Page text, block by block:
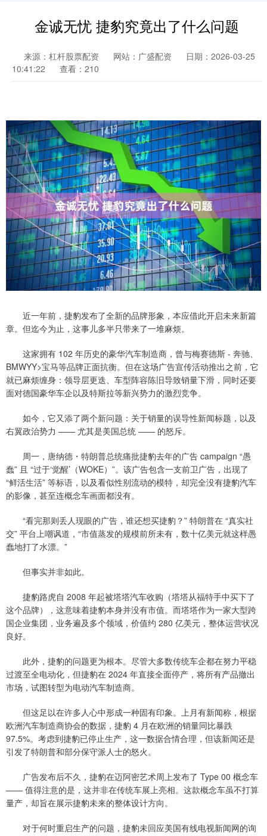
金诚无忧 捷豹究竟出了什么问题
来源：杠杆股票配资 网站：广盛配资
日期：2026-03-25
10:41:22
查看：210
近一年前，捷豹发布了全新的品牌形象，本应借此开启未来新篇
章。但迄今为止，这事儿多半只带来了一堆麻烦。
这家拥有 102 年历史的豪华汽车制造商，曾与梅赛德斯 - 奔驰、
BMWYY>宝马等品牌正面抗衡。但在这场广告宣传活动推出之前，它
就已麻烦缠身：领导层更迭、车型阵容陈旧导致销量下滑，同时还要
面对德国豪华车企以及特斯拉等新兴势力的激烈竞争。
如今，它又添了两个新问题：关于销量的误导性新闻标题，以及
右翼政治势力 —— 尤其是美国总统 —— 的怒斥。
周一，唐纳德・特朗普总统痛批捷豹去年的广告 campaign “愚
蠢” 且 “过于‘觉醒’（WOKE）”。该广告包含一支前卫广告，出现了
“鲜活生活” 等标语，以及看似性别流动的模特，却完全没有捷豹汽车
的影像，甚至连概念车画面都没有。
“看完那则丢人现眼的广告，谁还想买捷豹？” 特朗普在 “真实社
交” 平台上嘲讽道，“市值蒸发的规模前所未有，数十亿美元就这样愚
蠢地打了水漂。”
但事实并非如此。
捷豹路虎自 2008 年起被塔塔汽车收购（塔塔从福特手中买下了
这个品牌），这意味着捷豹本身并没有市值。而塔塔作为一家大型跨
国企业集团，业务遍及多个领域，价值约 280 亿美元，整体运营状况
良好。
此外，捷豹的问题更为根本。尽管大多数传统车企都在努力平稳
过渡至全电动化，但捷豹在 2024 年直接全面停产，将所有产品撤出
市场，试图转型为电动汽车制造商。
但这足以在许多人心中形成一种固有印象。上月有新闻称，根据
欧洲汽车制造商协会的数据，捷豹 4 月在欧洲的销量同比暴跌
97.5%。考虑到捷豹已停止生产，这一数据合情合理，但该新闻还是
引发了特朗普和部分保守派人士的怒火。
广告发布后不久，捷豹在迈阿密艺术周上发布了 Type 00 概念车
—— 值得注意的是，这并非在传统车展上亮相。这款概念车虽不打算
量产，却旨在展示捷豹未来的整体设计方向。
对于何时重启生产的问题，捷豹未回应美国有线电视新闻网的询